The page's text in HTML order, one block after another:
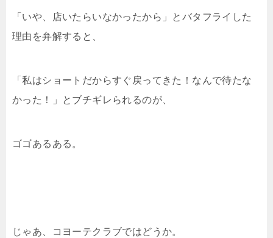
「いや、店いたらいなかったから」とバタフライした
理由を弁解すると、
「私はショートだからすぐ戻ってきた！なんで待たな
かった！」とブチギレられるのが、
ゴゴあるある。
じゃあ、コヨーテクラブではどうか。